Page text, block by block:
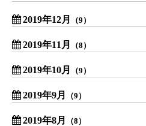
2019年12月 （9）
2019年11月 （8）
2019年10月 （9）
2019年9月 （9）
2019年8月 （8）